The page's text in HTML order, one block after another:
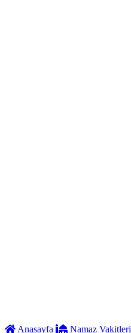
Anasayfa Namaz Vakitleri